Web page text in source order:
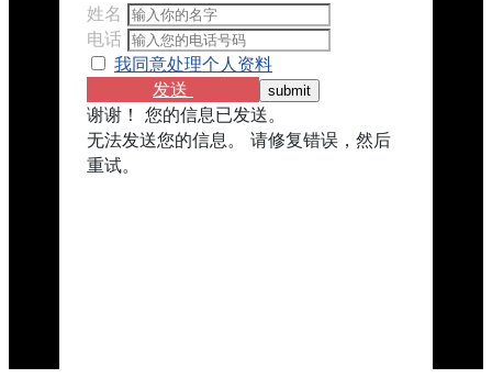
姓名
电话
我同意处理个人资料
发送
谢谢！ 您的信息已发送。
无法发送您的信息。 请修复错误，然后
重试。